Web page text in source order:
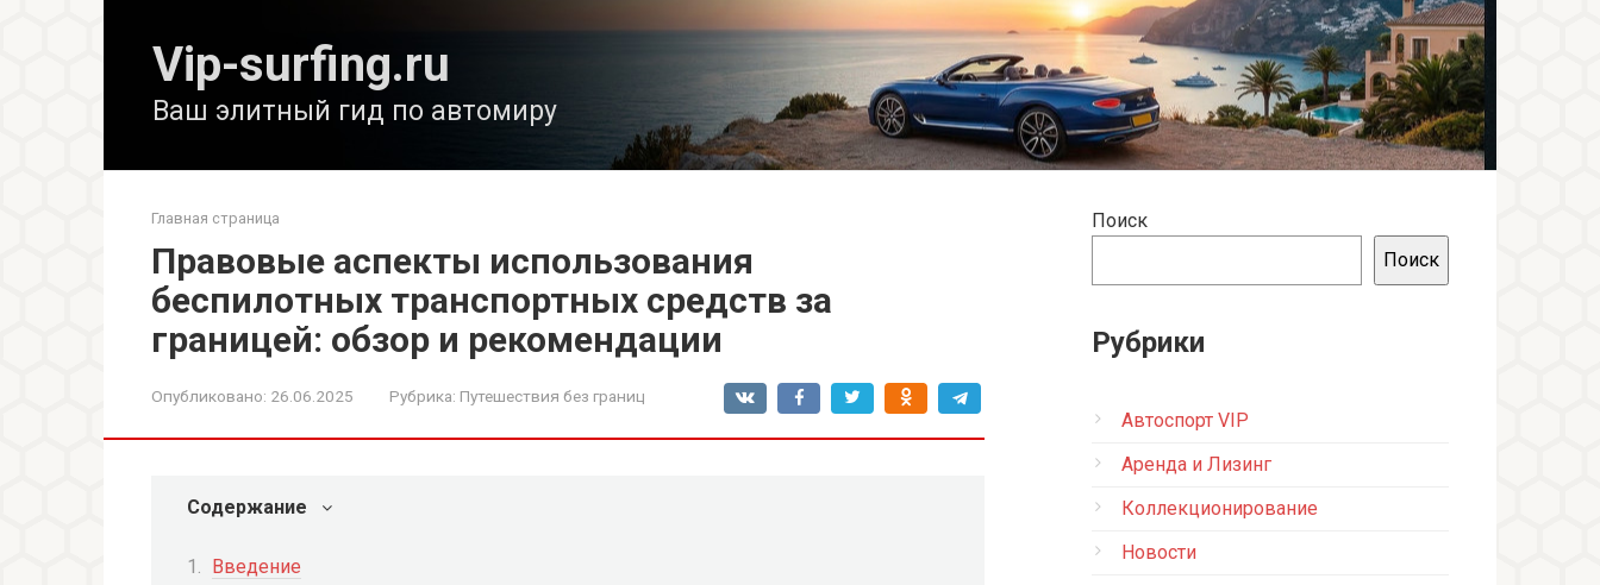
Vip-surfing.ru
Ваш элитный гид по автомиру
Главная страница
Правовые аспекты использования
беспилотных транспортных средств за
границей: обзор и рекомендации
Опубликовано: 26.06.2025 Рубрика: Путешествия без границ
Содержание
Введение
Поиск
Поиск
Рубрики
Автоспорт VIP
Аренда и Лизинг
Коллекционирование
Новости